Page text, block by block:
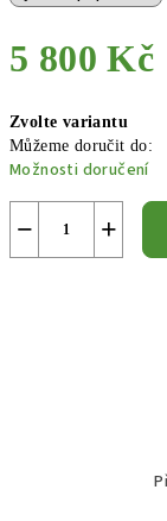
5 800 Kč
cena:
Zvolte variantu
Můžeme doručit do:
Možnosti doručení
+
−